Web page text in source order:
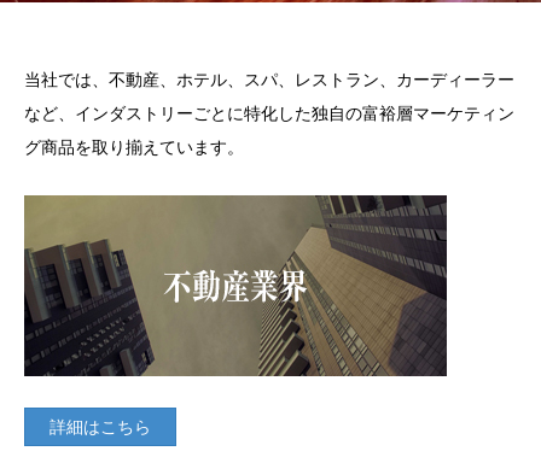
当社では、不動産、ホテル、スパ、レストラン、カーディーラー
など、インダストリーごとに特化した独自の富裕層マーケティン
グ商品を取り揃えています。
詳細はこちら